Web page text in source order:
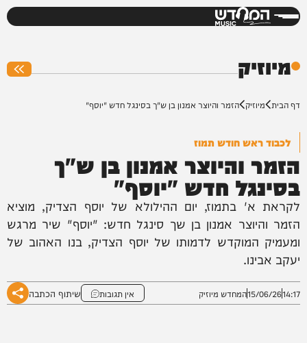
המחדש
מיוזיק
דף הבית מיוזיק הזמר והיוצר אמנון בן ש"ך בסינגל חדש "יוסף"
לכבוד ראש חודש תמוז
הזמר והיוצר אמנון בן ש"ך
בסינגל חדש "יוסף"
לקראת א' בתמוז, יום ההילולא של יוסף הצדיק, מוציא
הזמר והיוצר אמנון בן שך סינגל חדש: "יוסף" שיר מרגש
ומעמיק המוקדש לדמותו של יוסף הצדיק, בנו האהוב של
יעקב אבינו.
14:17
15/06/26המחדש מיוזיק אין תגובות שיתוף הכתבה